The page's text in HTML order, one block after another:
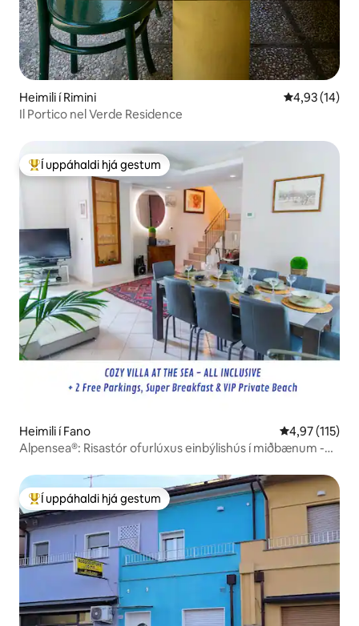
Heimili í Rimini 4,93 af 5 í
4,93 (14)
Il Portico nel Verde Residence
Í mestu uppáhaldi hjá gestum
Í uppáhaldi hjá gestum
Heimili í Fano 4,97 af 5 í
4,97 (115)
Alpensea®: Risastór ofurlúxus einbýlishús í miðbænum -
Í mestu uppáhaldi hjá gestum
Í uppáhaldi hjá gestum